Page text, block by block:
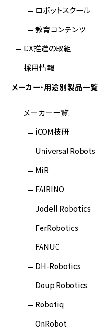
ロボットスクール
教育コンテンツ
DX推進の取組
採用情報
メーカー・用途別製品一覧
メーカー一覧
iCOM技研
Universal Robots
MiR
FAIRINO
Jodell Robotics
FerRobotics
FANUC
DH-Robotics
Doup Robotics
Robotiq
OnRobot